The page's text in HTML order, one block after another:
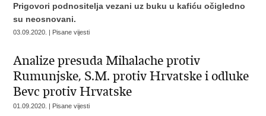
Prigovori podnositelja vezani uz buku u kafiću očigledno
su neosnovani.
03.09.2020. | Pisane vijesti
Analize presuda Mihalache protiv
Rumunjske, S.M. protiv Hrvatske i odluke
Bevc protiv Hrvatske
01.09.2020. | Pisane vijesti